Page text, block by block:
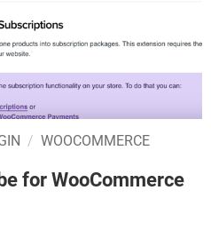
/ WOOCOMMERCE
for WooCommerce